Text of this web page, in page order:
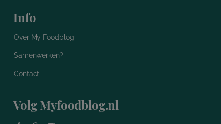
Info
Over My Foodblog
Samenwerken?
Contact
Volg Myfoodblog.nl